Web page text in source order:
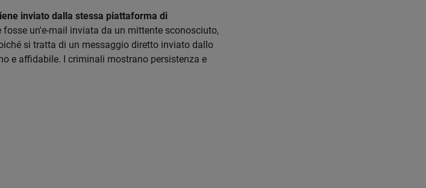
inviato dalla stessa piattaforma di
fosse un'e-mail inviata da un mittente sconosciuto,
si tratta di un messaggio diretto inviato dallo
e affidabile. I criminali mostrano persistenza e